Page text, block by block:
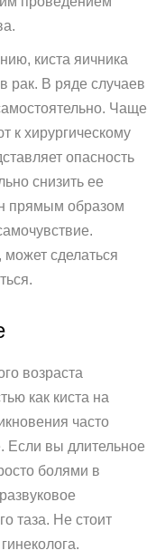
киста яичника
рак. В ряде случаев
Чаще
к хирургическому
опасность
снизить ее
прямым образом
сделаться
возраста
как киста на
часто
Если вы длительное
болями в
таза. Не стоит